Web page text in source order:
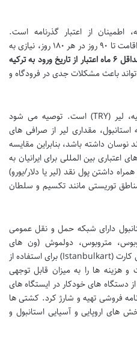
اطمینان از اعتبار گذرنامه است.
شهروندان ایرانی برای ورود به ترکیه و اقامت تا ۹۰ روز در هر ۱۸۰ روز، نیازی به
گذرنامه باید حداقل ۶ ماه اعتبار از تاریخ ورود به ترکیه
باعث مشکلات جدی در فرودگاه و
واحد پول ترکیه، لیر (TRY) است. توصیه می شود
مقداری لیر از صرافی های
نوسان داشته باشد، بنابراین مقایسه
اعتباری بین المللی برای ایرانیان به
داشتن پول نقد (لیر یا دلار/یورو)
توریستی مانند تکسیم و سلطان
دارای شبکه حمل و نقل عمومی
متروبوس، دولموش (ون های
کارت
(Istanbulkart) برای استفاده از
هزینه ها را به میزان قابل توجهی
دستگاه های خودکار در ایستگاه های
فروشی تهیه و شارژ کرد. کشتی ها
های اروپایی و آسیایی استانبول و